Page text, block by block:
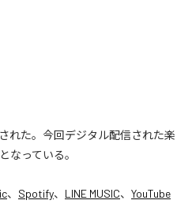
された。今回デジタル配信された楽
なっている。
、 Spotify、 LINE MUSIC、 YouTube